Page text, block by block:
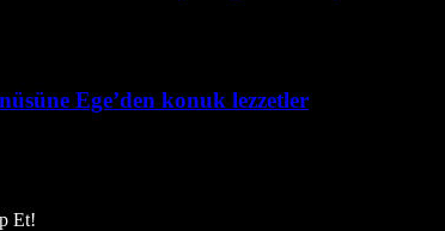
Ege’den konuk lezzetler
Et!